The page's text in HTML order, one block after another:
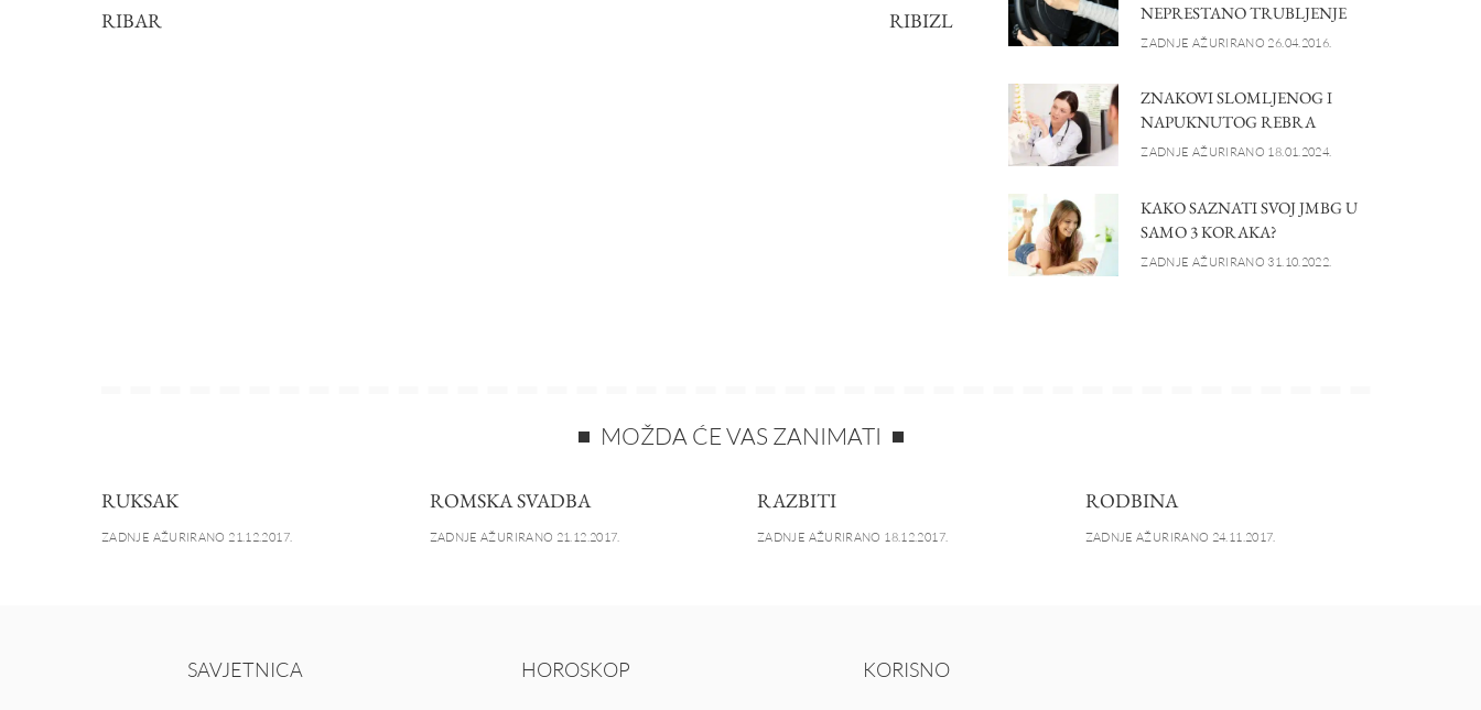
RIBAR RIBIZL
NEPRESTANO TRUBLJENJE
ZADNJE AŽURIRANO 26.04.2016.
ZNAKOVI SLOMLJENOG I
NAPUKNUTOG REBRA
ZADNJE AŽURIRANO 18.01.2024.
KAKO SAZNATI SVOJ JMBG U
SAMO 3 KORAKA?
ZADNJE AŽURIRANO 31.10.2022.
MOŽDA ĆE VAS ZANIMATI
RUKSAK
ZADNJE AŽURIRANO 21.12.2017.
ROMSKA SVADBA
ZADNJE AŽURIRANO 21.12.2017.
RAZBITI
ZADNJE AŽURIRANO 18.12.2017.
RODBINA
ZADNJE AŽURIRANO 24.11.2017.
SAVJETNICA HOROSKOP KORISNO